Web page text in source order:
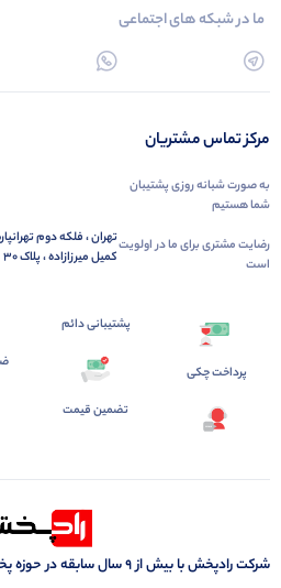
ما در شبکه های اجتماعی
مرکز تماس مشتریان
به صورت شبانه روزی پشتیبان
شما هستیم
رضایت مشتری برای ما در اولویت
است
تهران ، فلکه دوم
کمیل میرزازاده ، پلاک 30
پرداخت چکی
پشتیبانی دائم
تضمین قیمت
شرکت رادپخش با بیش از ۹